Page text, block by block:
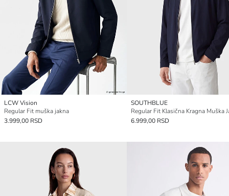
LCW Vision
Regular Fit muška jakna
3.999,00 RSD
SOUTHBLUE
Regular Fit Klasična Kragna Muška
6.999,00 RSD